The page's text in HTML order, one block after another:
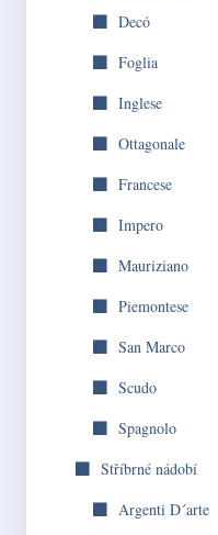
Decó
Foglia
Inglese
Ottagonale
Francese
Impero
Mauriziano
Piemontese
San Marco
Scudo
Spagnolo
Stříbrné nádobí
Argenti D´arte